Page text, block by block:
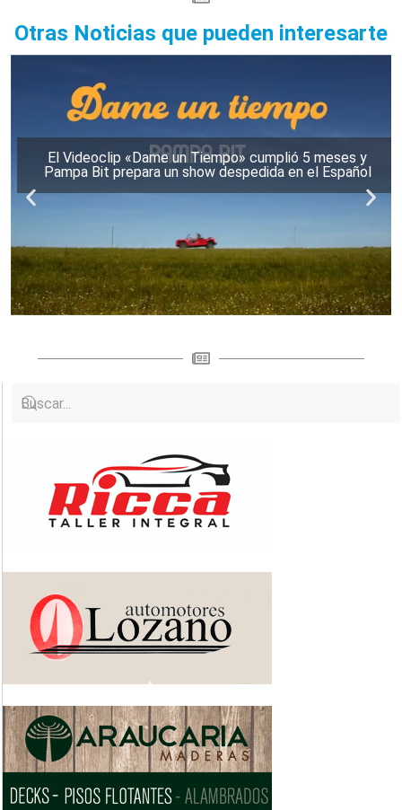
Otras Noticias que pueden interesarte
El Videoclip «Dame un Tiempo» cumplió 5 meses y
Pampa Bit prepara un show despedida en el Español